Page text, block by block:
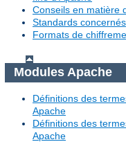
Conseils en matière
Standards concernés
Formats de
Modules Apache
Définitions des
Apache
Définitions des
Apache